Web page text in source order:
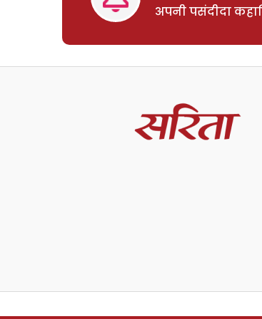
अपनी पसंदीदा